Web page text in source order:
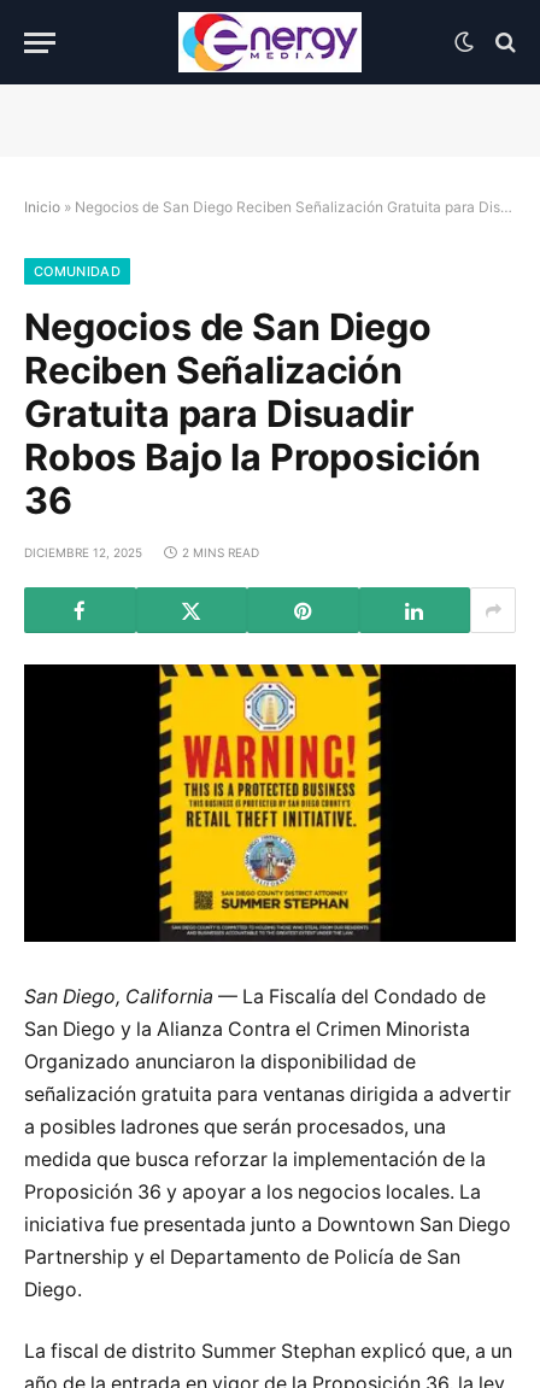
Inicio » Negocios de San Diego Reciben Señalización Gratuita para Disuadir Robos Bajo la Proposición 36
COMUNIDAD
Negocios de San Diego
Reciben Señalización
Gratuita para Disuadir
Robos Bajo la Proposición
36
DICIEMBRE 12, 2025 2 MINS READ
San Diego, California — La Fiscalía del Condado de
San Diego y la Alianza Contra el Crimen Minorista
Organizado anunciaron la disponibilidad de
señalización gratuita para ventanas dirigida a advertir
a posibles ladrones que serán procesados, una
medida que busca reforzar la implementación de la
Proposición 36 y apoyar a los negocios locales. La
iniciativa fue presentada junto a Downtown San Diego
Partnership y el Departamento de Policía de San
Diego.
La fiscal de distrito Summer Stephan explicó que, a un